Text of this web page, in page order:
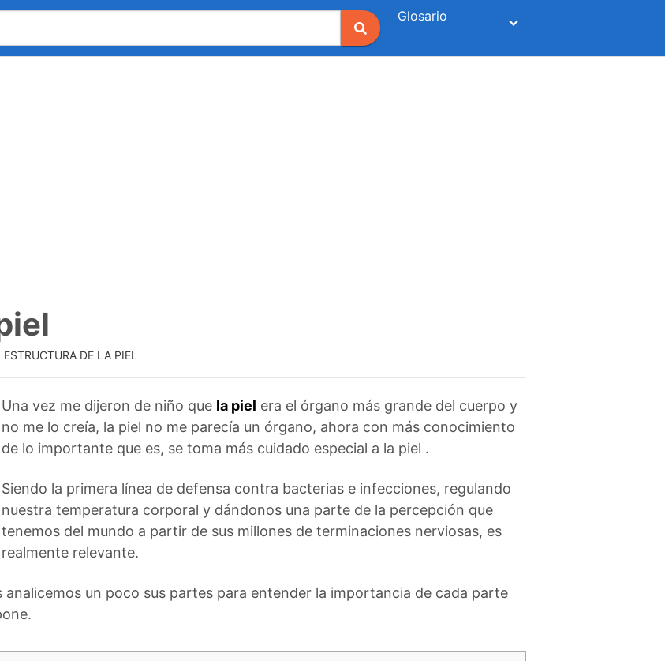
Glosario
ESTRUCTURA DE LA PIEL
Una vez me dijeron de niño que la piel era el órgano más grande del cuerpo y
no me lo creía, la piel no me parecía un órgano, ahora con más conocimiento
de lo importante que es, se toma más cuidado especial a la piel .
Siendo la primera línea de defensa contra bacterias e infecciones, regulando
nuestra temperatura corporal y dándonos una parte de la percepción que
tenemos del mundo a partir de sus millones de terminaciones nerviosas, es
realmente relevante.
un poco sus partes para entender la importancia de cada parte